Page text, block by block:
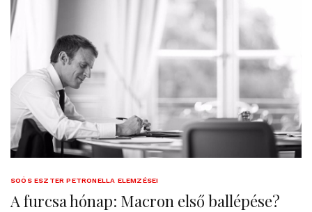
SOÓS ESZTER PETRONELLA ELEMZÉSEI
A furcsa hónap: Macron első ballépése?